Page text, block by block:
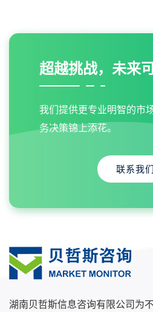
超越挑战，未来
我们提供更专业明智的市
务决策锦上添花。
联系我们
湖南贝哲斯信息咨询有限公司为